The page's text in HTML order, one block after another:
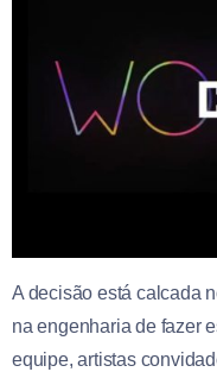
A decisão está calcada
na engenharia de fazer
equipe, artistas